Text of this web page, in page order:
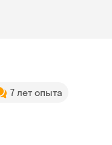
7 лет опыта